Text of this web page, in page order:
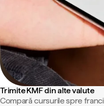
Trimite KMF din alte valute
Compară cursurile spre